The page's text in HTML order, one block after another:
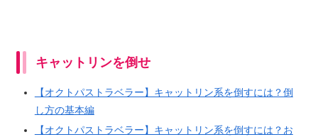
キャットリンを倒せ
【オクトパストラベラー】キャットリン系を倒すには？倒
し方の基本編
【オクトパストラベラー】キャットリン系を倒すには？お